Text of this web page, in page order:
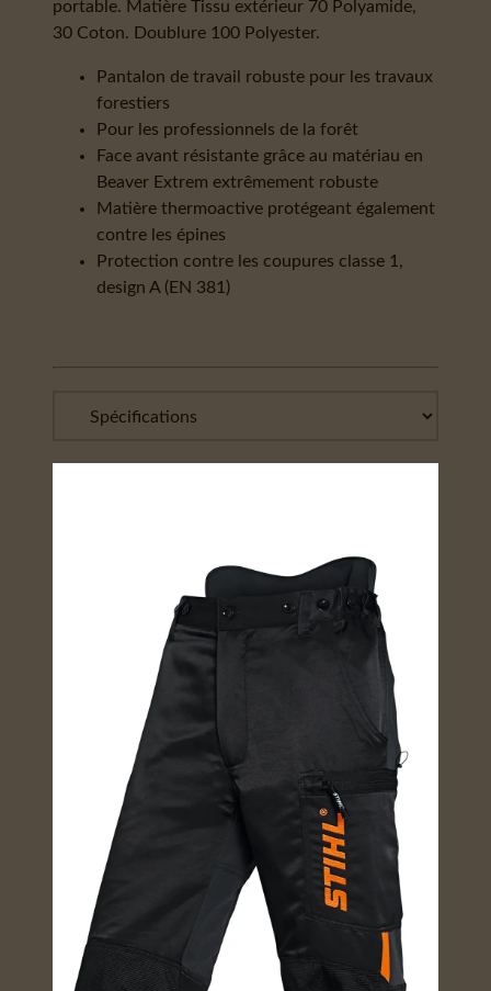
portable. Matière Tissu extérieur 70 Polyamide,
30 Coton. Doublure 100 Polyester.
Pantalon de travail robuste pour les travaux
forestiers
Pour les professionnels de la forêt
Face avant résistante grâce au matériau en
Beaver Extrem extrêmement robuste
Matière thermoactive protégeant également
contre les épines
Protection contre les coupures classe 1,
design A (EN 381)